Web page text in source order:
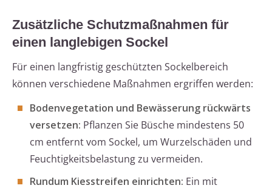
Zusätzliche Schutzmaßnahmen für
einen langlebigen Sockel
Für einen langfristig geschützten Sockelbereich
können verschiedene Maßnahmen ergriffen werden:
Bodenvegetation und Bewässerung rückwärts
versetzen: Pflanzen Sie Büsche mindestens 50
cm entfernt vom Sockel, um Wurzelschäden und
Feuchtigkeitsbelastung zu vermeiden.
Rundum Kiesstreifen einrichten: Ein mit